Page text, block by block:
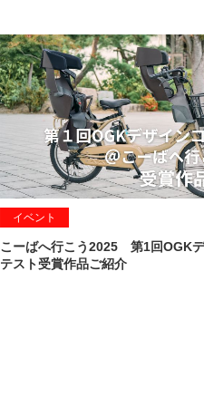
イベント
こーばへ行こう2025 第1回OGK
テスト受賞作品ご紹介